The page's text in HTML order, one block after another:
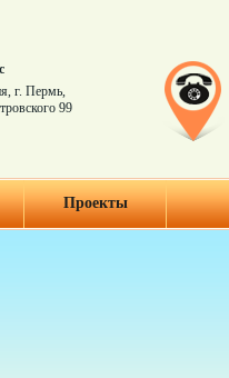
г. Пермь,
99
Проекты